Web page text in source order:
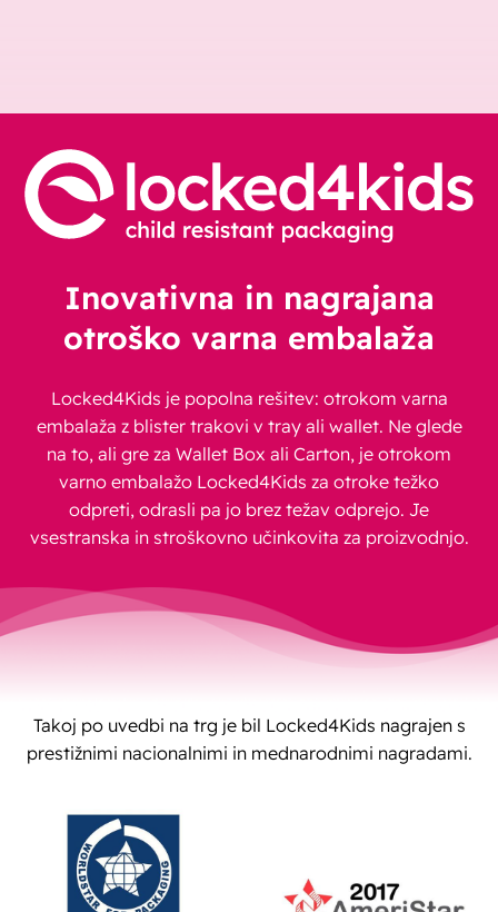
Inovativna in nagrajana
otroško varna embalaža
Locked4Kids je popolna rešitev: otrokom varna
embalaža z blister trakovi v tray ali wallet. Ne glede
na to, ali gre za Wallet Box ali Carton, je otrokom
varno embalažo Locked4Kids za otroke težko
odpreti, odrasli pa jo brez težav odprejo. Je
vsestranska in stroškovno učinkovita za proizvodnjo.
Takoj po uvedbi na trg je bil Locked4Kids nagrajen s
prestižnimi nacionalnimi in mednarodnimi nagradami.